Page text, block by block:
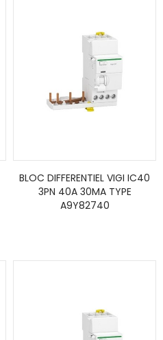
BLOC DIFFERENTIEL VIGI IC40
3PN 40A 30MA TYPE
A9Y82740